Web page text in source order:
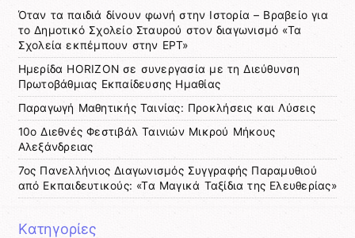
Όταν τα παιδιά δίνουν φωνή στην Ιστορία – Βραβείο για
το Δημοτικό Σχολείο Σταυρού στον διαγωνισμό «Τα
Σχολεία εκπέμπουν στην ΕΡΤ»
Ημερίδα HORIZON σε συνεργασία με τη Διεύθυνση
Πρωτοβάθμιας Εκπαίδευσης Ημαθίας
Παραγωγή Μαθητικής Ταινίας: Προκλήσεις και Λύσεις
10ο Διεθνές Φεστιβάλ Ταινιών Μικρού Μήκους
Αλεξάνδρειας
7ος Πανελλήνιος Διαγωνισμός Συγγραφής Παραμυθιού
από Εκπαιδευτικούς: «Τα Μαγικά Ταξίδια της Ελευθερίας»
Kατηγορίες